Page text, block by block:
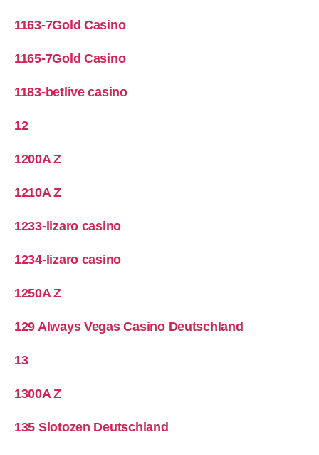
1163-7Gold Casino
1165-7Gold Casino
1183-betlive casino
12
1200A Z
1210A Z
1233-lizaro casino
1234-lizaro casino
1250A Z
129 Always Vegas Casino Deutschland
13
1300A Z
135 Slotozen Deutschland